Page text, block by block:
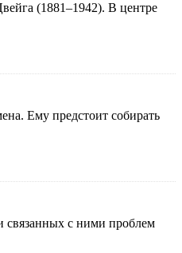
(1881–1942). В центре
Ему предстоит собирать
связанных с ними проблем